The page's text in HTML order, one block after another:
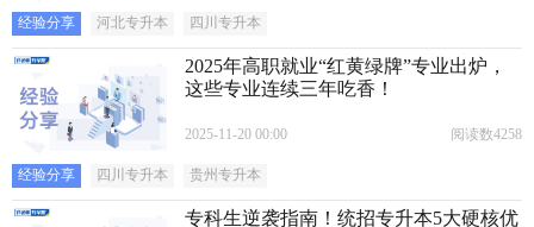
经验分享 河北专升本 四川专升本
2025年高职就业“红黄绿牌”专业出炉，
这些专业连续三年吃香！
2025-11-20 00:00 阅读数4258
经验分享 四川专升本 贵州专升本
专科生逆袭指南！统招专升本5大硬核优